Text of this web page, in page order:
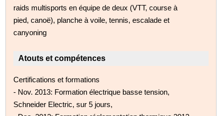
raids multisports en équipe de deux (VTT, course à
pied, canoë), planche à voile, tennis, escalade et
canyoning
Atouts et compétences
Certifications et formations
- Nov. 2013: Formation électrique basse tension,
Schneider Electric, sur 5 jours,